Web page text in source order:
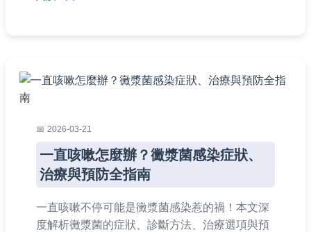
狀況造成損失。
2026-03-21
一直咳嗽怎麼辦？黴漿菌感染症狀、
治療與預防全指南
一直咳嗽不停可能是黴漿菌感染惹的禍！本文深
度解析黴漿菌的症狀、診斷方法、治療選項與預